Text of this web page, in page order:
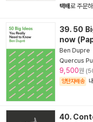
택배로 주문
39. 50
now
Ben Dupre
Quercus
9,500원
양탄자배송
40.